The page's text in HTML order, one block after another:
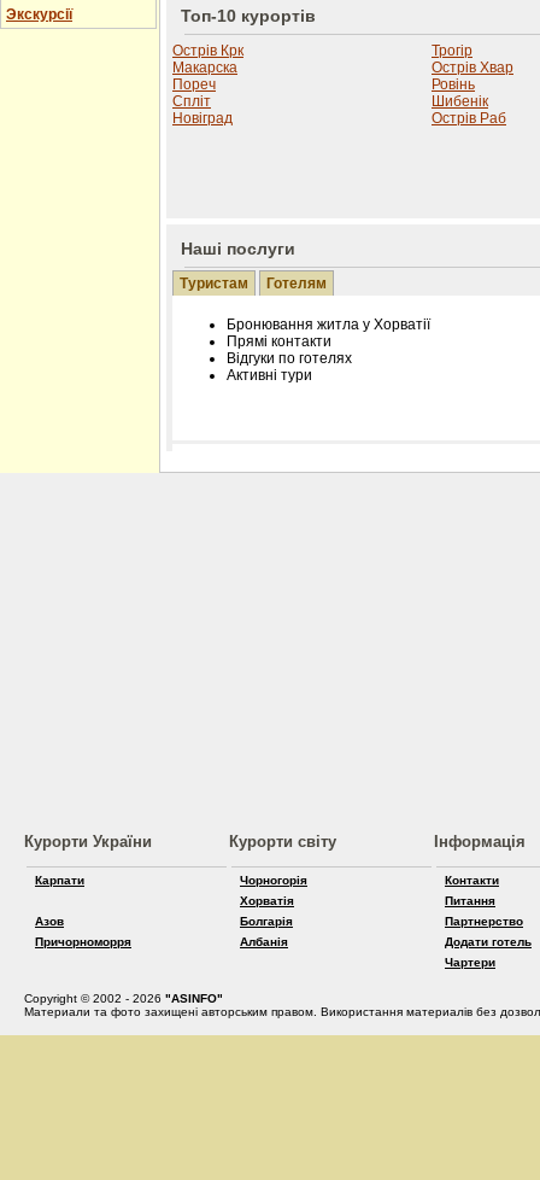
Экскурсії
Топ-10 курортів
Острів Крк
Макарска
Пореч
Спліт
Новіград
Трогір
Острів Хвар
Ровінь
Шибенік
Острів Раб
Наші послуги
Туристам Готелям
Бронювання житла у Хорватії
Прямі контакти
Відгуки по готелях
Активні тури
Розміщення інформації про готель на
Курорти України
Карпати
Азов
Причорноморря
Курорти світу
Чорногорія
Хорватія
Болгарія
Албанія
Інформація
Контакти
Питання
Партнерство
Додати готель
Чартери
Copyright © 2002 - 2026 "ASINFO"
Материали та фото захищені авторським правом. Використання материалів без